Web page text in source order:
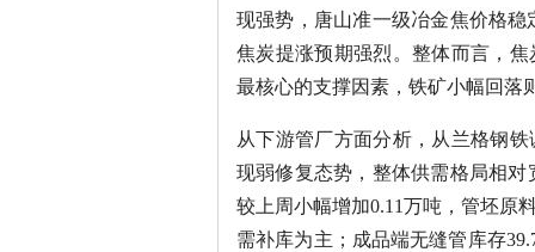
现强势，唐山准一级冶金焦价格
焦炭提涨预期强烈。整体而言，
最核心的支撑因素，铁矿小幅回落
从下游管厂方面分析，从兰格钢
现弱修复态势，整体供需格局相对
较上周小幅增加0.11万吨，管坯原
需补库为主；成品端无缝管库存